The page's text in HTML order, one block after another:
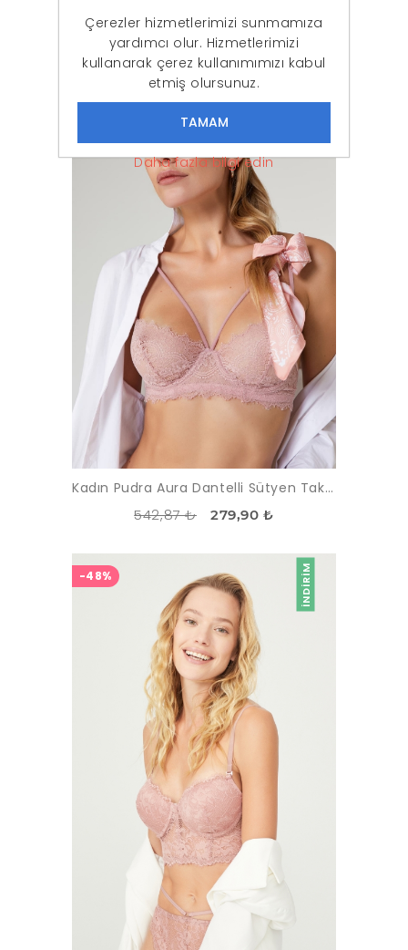
521,37 ₺ 149,90 ₺
İNDIRIM
Kadın Pudra Aura Dantelli Sütyen Takımı
542,87 ₺ 279,90 ₺
İNDIRIM
-48%
Çerezler hizmetlerimizi sunmamıza
yardımcı olur. Hizmetlerimizi
kullanarak çerez kullanımımızı kabul
etmiş olursunuz.
Daha fazla bilgi edin